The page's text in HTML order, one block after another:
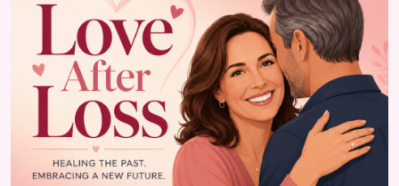
Blog